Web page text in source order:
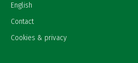
English
Contact
Cookies & privacy